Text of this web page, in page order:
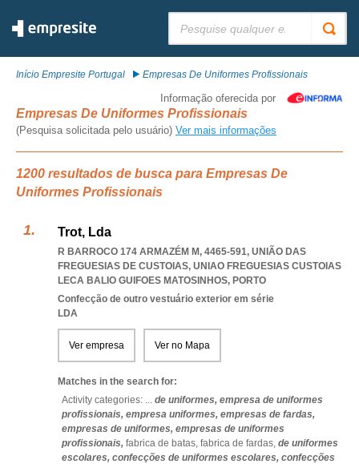
Início Empresite Portugal Empresas De Uniformes Profissionais
Informação oferecida por
Empresas De Uniformes Profissionais
(Pesquisa solicitada pelo usuário) Ver mais informações
1200 resultados de busca para Empresas De
Uniformes Profissionais
Trot, Lda
R BARROCO 174 ARMAZÉM M, 4465-591, UNIÃO DAS
FREGUESIAS DE CUSTOIAS, UNIAO FREGUESIAS CUSTOIAS
LECA BALIO GUIFOES MATOSINHOS, PORTO
Confecção de outro vestuário exterior em série
LDA
Ver empresa Ver no Mapa
Matches in the search for:
Activity categories: ... de uniformes, empresa de uniformes
profissionais, empresa uniformes, empresas de fardas,
empresas de uniformes, empresas de uniformes
profissionais, fabrica de batas, fabrica de fardas, de uniformes
escolares, confecções de uniformes escolares, confecções